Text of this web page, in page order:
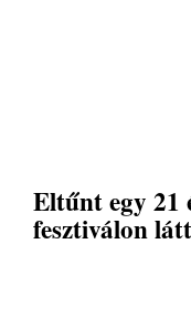
Eltűnt egy 21
fesztiválon